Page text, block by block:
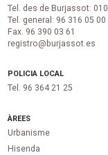
Tel. des de Burjassot: 010
Tel. general: 96 316 05 00
Fax. 96 390 03 61
registro@burjassot.es
POLICIA LOCAL
Tel. 96 364 21 25
ÀREES
Urbanisme
Hisenda